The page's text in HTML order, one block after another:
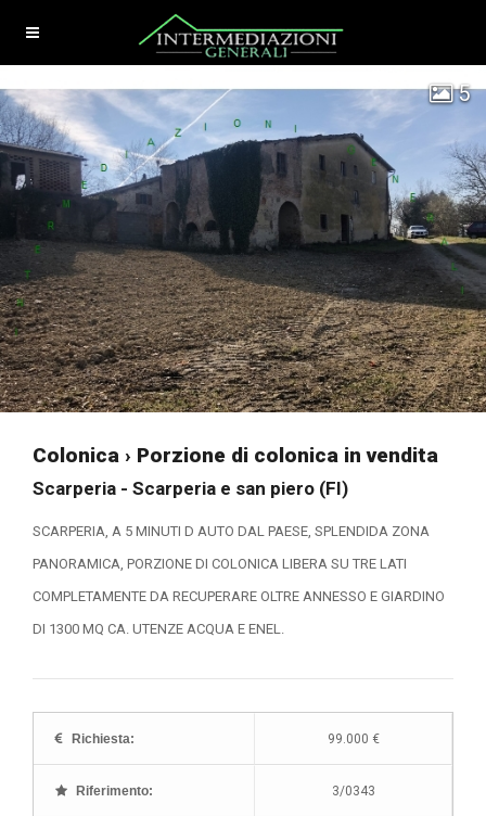
5
Colonica › Porzione di colonica in vendita
Scarperia - Scarperia e san piero (FI)
SCARPERIA, A 5 MINUTI D AUTO DAL PAESE, SPLENDIDA ZONA
PANORAMICA, PORZIONE DI COLONICA LIBERA SU TRE LATI
COMPLETAMENTE DA RECUPERARE OLTRE ANNESSO E GIARDINO
DI 1300 MQ CA. UTENZE ACQUA E ENEL.
Richiesta: 99.000 €
Riferimento: 3/0343